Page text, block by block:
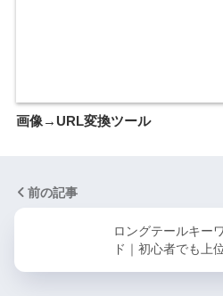
画像→URL変換ツール
前の記事
ロングテールキー
ド｜初心者でも上